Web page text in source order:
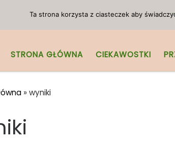
STRONA GŁÓWNA CIEKAWOSTKI
» wyniki
Ta strona korzysta z ciasteczek aby